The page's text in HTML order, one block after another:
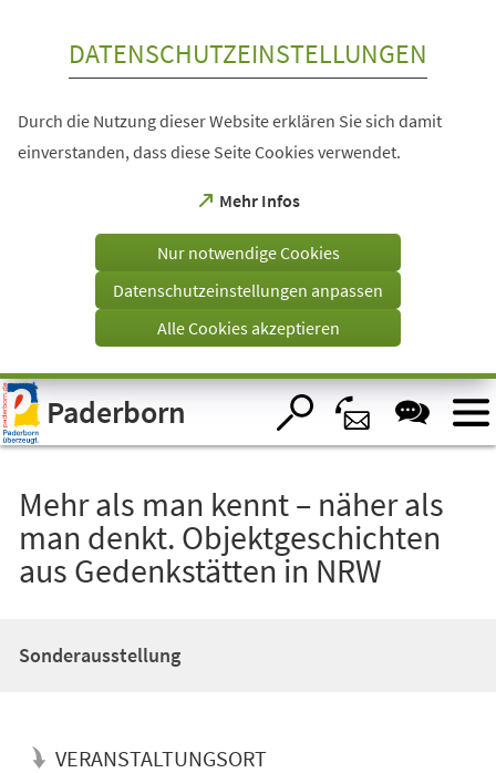
Visuelle
Assistenzsoftware
öffnen.
DATENSCHUTZEINSTELLUNGEN
Durch die Nutzung dieser Website erklären Sie sich damit
einverstanden, dass diese Seite Cookies verwendet.
Mehr Infos
(Öffnet
einem
Tab)
Nur notwendige Cookies
Datenschutzeinstellungen anpassen
Alle Cookies akzeptieren
Paderborn
Mehr als man kennt – näher als
man denkt. Objektgeschichten
aus Gedenkstätten in NRW
Sonderausstellung
VERANSTALTUNGSORT